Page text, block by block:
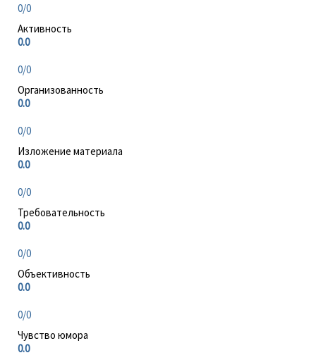
0/0
Активность
0.0
0/0
Организованность
0.0
0/0
Изложение материала
0.0
0/0
Требовательность
0.0
0/0
Объективность
0.0
0/0
Чувство юмора
0.0